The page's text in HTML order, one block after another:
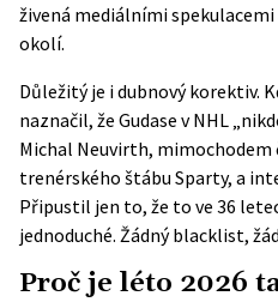
živená mediálními
okolí.
Důležitý je i dubnový korektiv.
naznačil, že Gudase v NHL
Michal Neuvirth, mimochodem
trenérského štábu Sparty, a
Připustil jen to, že to ve 36
jednoduché. Žádný blacklist,
Proč je léto 2026